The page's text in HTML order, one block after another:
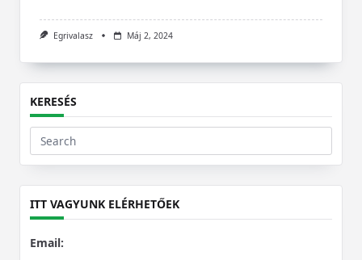
Egrivalasz Máj 2, 2024
KERESÉS
Search
for:
ITT VAGYUNK ELÉRHETŐEK
Email: